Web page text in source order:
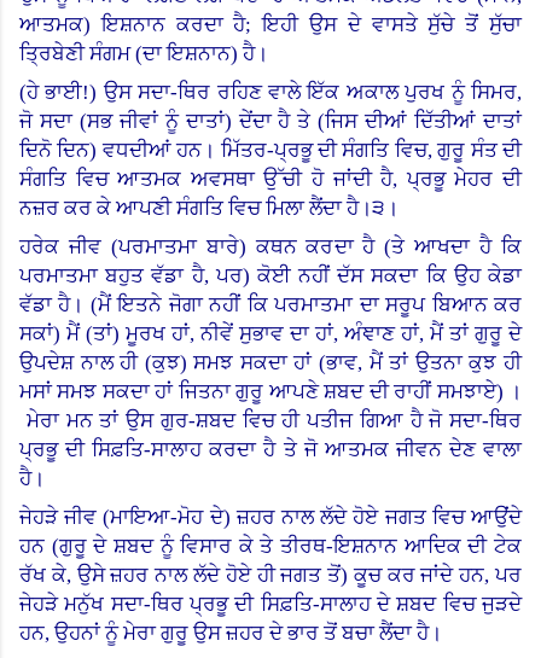
ਆਤਮਕ) ਇਸ਼ਨਾਨ ਕਰਦਾ ਹੈ;ਇਹੀ ਉਸ ਦੇ ਵਾਸਤੇ ਸੁੱਚੇ ਤੋਂ ਸੁੱਚਾ
ਤ੍ਰਿਬੇਣੀ ਸੰਗਮ (ਦਾ ਇਸ਼ਨਾਨ) ਹੈ।
(ਹੇ ਭਾਈ!)ਉਸ ਸਦਾ-ਥਿਰ ਰਹਿਣ ਵਾਲੇ ਇੱਕ ਅਕਾਲ ਪੁਰਖ ਨੂੰ ਸਿਮਰ,
ਜੋ ਸਦਾ (ਸਭ ਜੀਵਾਂ ਨੂੰ ਦਾਤਾਂ) ਦੇਂਦਾ ਹੈ ਤੇ(ਜਿਸ ਦੀਆਂ ਦਿੱਤੀਆਂ ਦਾਤਾਂ
ਦਿਨੋ ਦਿਨ) ਵਧਦੀਆਂ ਹਨ। ਮਿੱਤਰ-ਪ੍ਰਭੂ ਦੀ ਸੰਗਤਿ ਵਿਚ, ਗੁਰੂ ਸੰਤ ਦੀ
ਸੰਗਤਿ ਵਿਚ ਆਤਮਕ ਅਵਸਥਾ ਉੱਚੀ ਹੋ ਜਾਂਦੀ ਹੈ, ਪ੍ਰਭੂ ਮੇਹਰ ਦੀ
ਨਜ਼ਰ ਕਰ ਕੇ ਆਪਣੀ ਸੰਗਤਿ ਵਿਚ ਮਿਲਾ ਲੈਂਦਾ ਹੈ।੩।
ਹਰੇਕ ਜੀਵ (ਪਰਮਾਤਮਾ ਬਾਰੇ) ਕਥਨ ਕਰਦਾ ਹੈ (ਤੇ ਆਖਦਾ ਹੈ ਕਿ
ਪਰਮਾਤਮਾ ਬਹੁਤ ਵੱਡਾ ਹੈ, ਪਰ) ਕੋਈ ਨਹੀਂ ਦੱਸ ਸਕਦਾ ਕਿ ਉਹ ਕੇਡਾ
ਵੱਡਾ ਹੈ। (ਮੈਂ ਇਤਨੇ ਜੋਗਾ ਨਹੀਂ ਕਿ ਪਰਮਾਤਮਾ ਦਾ ਸਰੂਪ ਬਿਆਨ ਕਰ
ਸਕਾਂ) ਮੈਂ (ਤਾਂ) ਮੂਰਖ ਹਾਂ, ਨੀਵੇਂ ਸੁਭਾਵ ਦਾ ਹਾਂ, ਅੰਞਾਣ ਹਾਂ, ਮੈਂ ਤਾਂ ਗੁਰੂ ਦੇ
ਉਪਦੇਸ਼ ਨਾਲ ਹੀ (ਕੁਝ) ਸਮਝ ਸਕਦਾ ਹਾਂ (ਭਾਵ, ਮੈਂ ਤਾਂ ਉਤਨਾ ਕੁਝ ਹੀ
ਮਸਾਂ ਸਮਝ ਸਕਦਾ ਹਾਂ ਜਿਤਨਾ ਗੁਰੂ ਆਪਣੇ ਸ਼ਬਦ ਦੀ ਰਾਹੀਂ ਸਮਝਾਏ) ।
ਮੇਰਾ ਮਨ ਤਾਂ ਉਸ ਗੁਰ-ਸ਼ਬਦ ਵਿਚ ਹੀ ਪਤੀਜ ਗਿਆ ਹੈ ਜੋ ਸਦਾ-ਥਿਰ
ਪ੍ਰਭੂ ਦੀ ਸਿਫ਼ਤਿ-ਸਾਲਾਹ ਕਰਦਾ ਹੈ ਤੇ ਜੋ ਆਤਮਕ ਜੀਵਨ ਦੇਣ ਵਾਲਾ
ਹੈ।
ਜੇਹੜੇ ਜੀਵ (ਮਾਇਆ-ਮੋਹ ਦੇ) ਜ਼ਹਰ ਨਾਲ ਲੱਦੇ ਹੋਏ ਜਗਤ ਵਿਚ ਆਉਂਦੇ
ਹਨ (ਗੁਰੂ ਦੇ ਸ਼ਬਦ ਨੂੰ ਵਿਸਾਰ ਕੇ ਤੇ ਤੀਰਥ-ਇਸ਼ਨਾਨ ਆਦਿਕ ਦੀ ਟੇਕ
ਰੱਖ ਕੇ, ਉਸੇ ਜ਼ਹਰ ਨਾਲ ਲੱਦੇ ਹੋਏ ਹੀ ਜਗਤ ਤੋਂ) ਕੂਚ ਕਰ ਜਾਂਦੇ ਹਨ, ਪਰ
ਜੇਹੜੇ ਮਨੁੱਖ ਸਦਾ-ਥਿਰ ਪ੍ਰਭੂ ਦੀ ਸਿਫ਼ਤਿ-ਸਾਲਾਹ ਦੇ ਸ਼ਬਦ ਵਿਚ ਜੁੜਦੇ
ਹਨ, ਉਹਨਾਂ ਨੂੰ ਮੇਰਾ ਗੁਰੂ ਉਸ ਜ਼ਹਰ ਦੇ ਭਾਰ ਤੋਂ ਬਚਾ ਲੈਂਦਾ ਹੈ।